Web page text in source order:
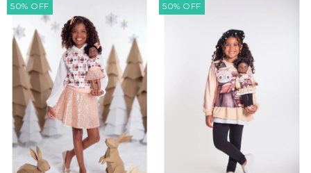
50% OFF 50% OFF